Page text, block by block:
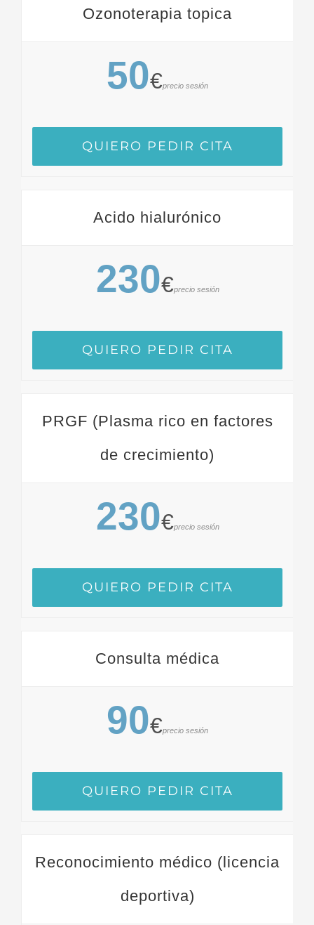
Ozonoterapia topica
50€precio sesión
QUIERO PEDIR CITA
Acido hialurónico
230€precio sesión
QUIERO PEDIR CITA
PRGF (Plasma rico en factores
de crecimiento)
230€precio sesión
QUIERO PEDIR CITA
Consulta médica
90€precio sesión
QUIERO PEDIR CITA
Reconocimiento médico (licencia
deportiva)